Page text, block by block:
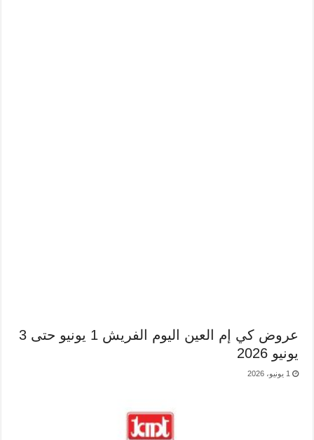
عروض كي إم العين اليوم الفريش 1 يونيو حتى 3
يونيو 2026
1 يونيو، 2026